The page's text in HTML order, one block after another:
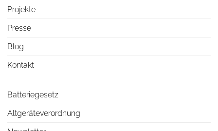
Projekte
Presse
Blog
Kontakt
Batteriegesetz
Altgeräteverordnung